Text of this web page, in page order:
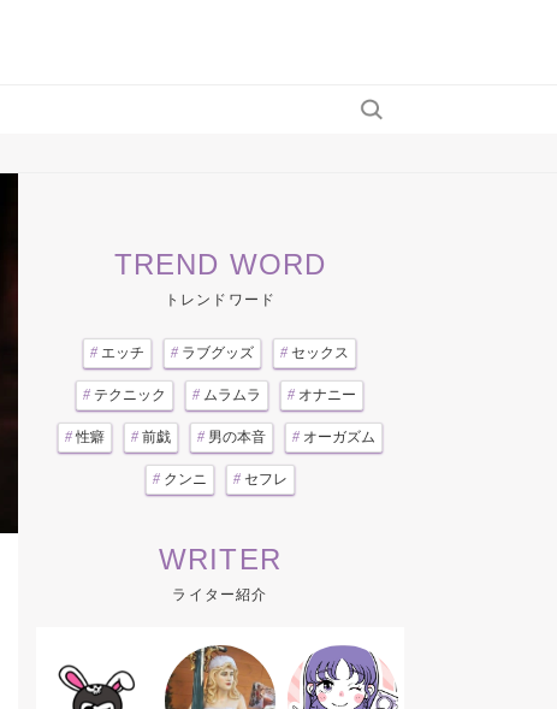
TREND WORD
トレンドワード
# エッチ # ラブグッズ # セックス
# テクニック # ムラムラ # オナニー
# 性癖 # 前戯 # 男の本音 # オーガズム
# クンニ # セフレ
WRITER
ライター紹介